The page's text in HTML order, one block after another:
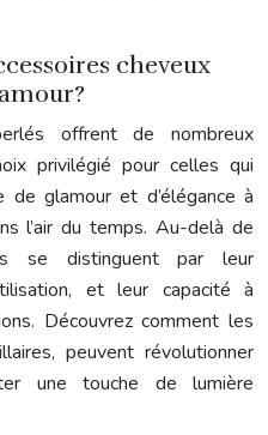
cheveux
offrent de nombreux
privilégié pour celles qui
glamour et d’élégance à
l’air du temps. Au-delà de
se distinguent par leur
et leur capacité à
Découvrez comment les
peuvent révolutionner
une touche de lumière